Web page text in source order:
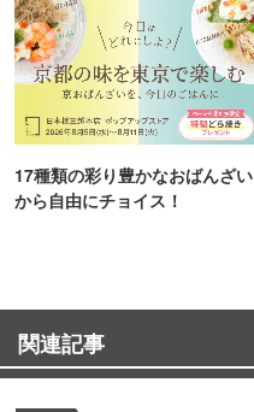
17種類の彩り豊かなおばんざい
から自由にチョイス！
関連記事